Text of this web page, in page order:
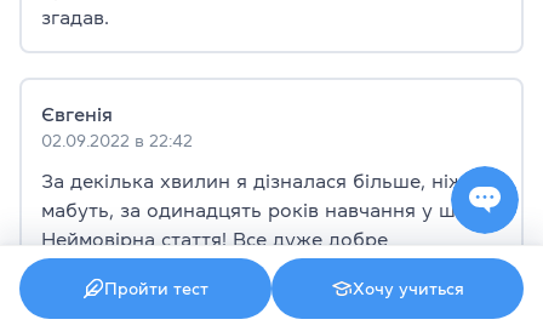
згадав.
Євгенія
02.09.2022 в 22:42
За декілька хвилин я дізналася більше, ніж,
мабуть, за одинадцять років навчання у школі.
Неймовірна стаття! Все дуже добре
пояснюється! У моїй школі навіть не
розповідали, що є відкриті та закриті склади.
Пройти тест Хочу учиться